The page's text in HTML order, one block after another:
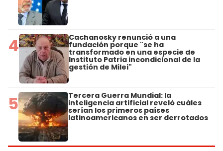
4 Cachanosky renunció a una
fundación porque "se ha
transformado en una especie de
Instituto Patria incondicional de la
gestión de Milei"
5 Tercera Guerra Mundial: la
inteligencia artificial reveló cuáles
serían los primeros países
latinoamericanos en ser derrotados